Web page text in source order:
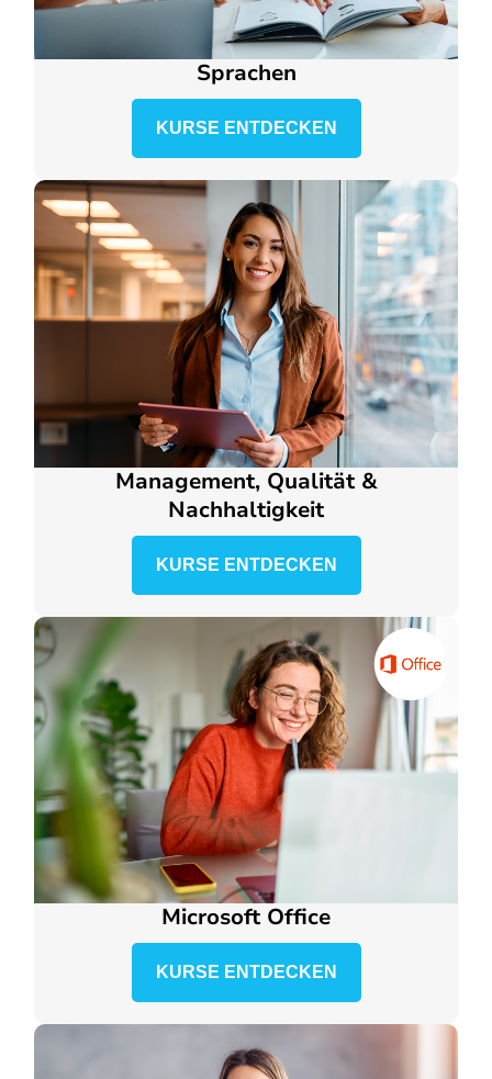
Sprachen
KURSE ENTDECKEN
Management, Qualität &
Nachhaltigkeit
KURSE ENTDECKEN
Microsoft Office
KURSE ENTDECKEN